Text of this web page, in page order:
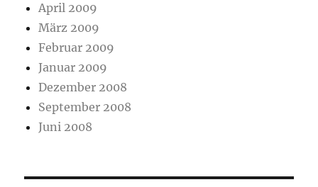
April 2009
März 2009
Februar 2009
Januar 2009
Dezember 2008
September 2008
Juni 2008